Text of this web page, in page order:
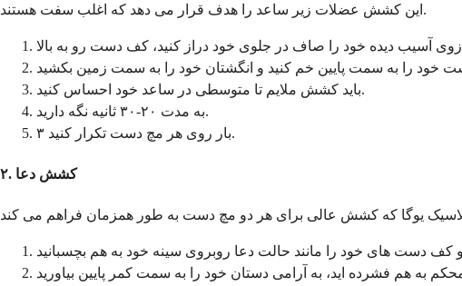
این کشش عضلات زیر ساعد را هدف قرار می دهد که اغلب سفت هستند.
باید کشش ملایم تا متوسطی در ساعد خود احساس کنید.
به مدت ۲۰-۳۰ ثانیه نگه دارید.
۳ بار روی هر مچ دست تکرار کنید.
۲. کشش دعا